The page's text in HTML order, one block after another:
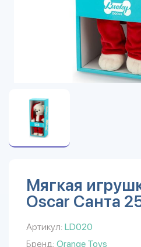
Мягкая
Oscar Санта
Артикул: LD020
Бренд: Orange Toys